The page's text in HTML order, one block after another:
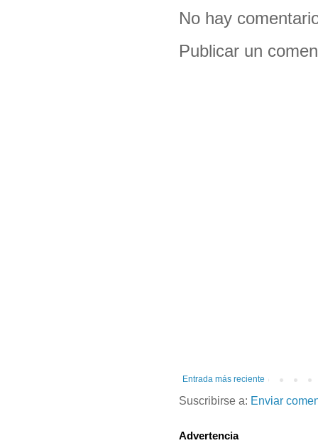
No hay
Publicar un
Entrada más reciente
Suscribirse a: Enviar
Advertencia